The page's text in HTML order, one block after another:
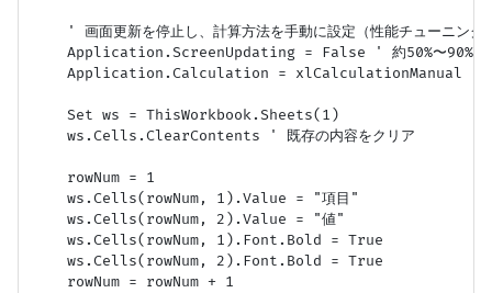
' 画面更新を停止し、計算方法を手動に設定（性能チューニング
Application.ScreenUpdating = False ' 約50%〜90%の
Application.Calculation = xlCalculationManual ' 大
    Set ws = ThisWorkbook.Sheets(1)
    ws.Cells.ClearContents ' 既存の内容をクリア
    rowNum = 1
    ws.Cells(rowNum, 1).Value = "項目"
    ws.Cells(rowNum, 2).Value = "値"
    ws.Cells(rowNum, 1).Font.Bold = True
    ws.Cells(rowNum, 2).Font.Bold = True
    rowNum = rowNum + 1